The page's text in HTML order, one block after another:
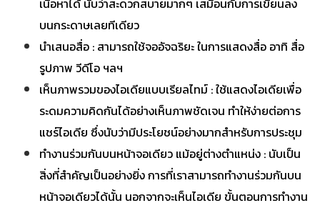
บนกระดาษเลยทีเดียว
นำเสนอสื่อ : สามารถใช้จออัจฉริยะ ในการแสดงสื่อ อาทิ สื่อ
รูปภาพ วีดีโอ ฯลฯ
เห็นภาพรวมของไอเดียแบบเรียลไทม์ : ใช้แสดงไอเดียเพื่อ
ระดมความคิดกันได้อย่างเห็นภาพชัดเจน ทำให้ง่ายต่อการ
แชร์ไอเดีย ซึ่งนับว่ามีประโยชน์อย่างมากสำหรับการประชุม
ทำงานร่วมกันบนหน้าจอเดียว แม้อยู่ต่างตำแหน่ง : นับเป็น
สิ่งที่สำคัญเป็นอย่างยิ่ง การที่เราสามารถทำงานร่วมกันบน
หน้าจอเดียวได้นั้น นอกจากจะเห็นไอเดีย ขั้นตอนการทำงาน